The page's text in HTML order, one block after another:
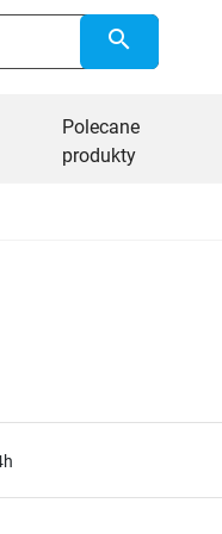
search
Polecane
produkty